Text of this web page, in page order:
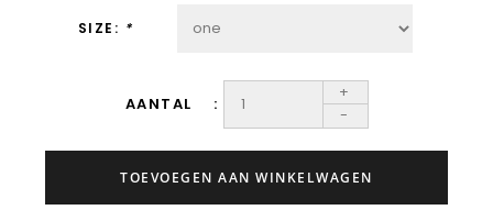
SIZE: *
AANTAL
+
-
TOEVOEGEN AAN WINKELWAGEN